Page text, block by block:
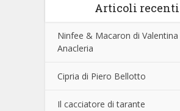
Articoli recenti
Ninfee & Macaron di Valentina
Anacleria
Cipria di Piero Bellotto
Il cacciatore di tarante